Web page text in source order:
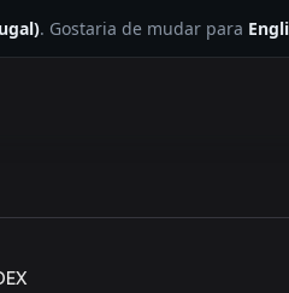
. Gostaria de mudar para